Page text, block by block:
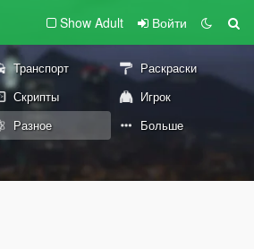
Show Adult Войти
Транспорт
Раскраски
Скрипты
Игрок
Разное Больше